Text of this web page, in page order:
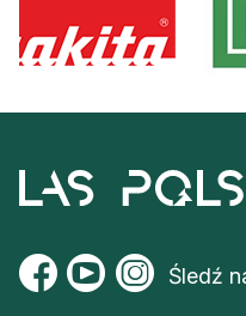
Śledź